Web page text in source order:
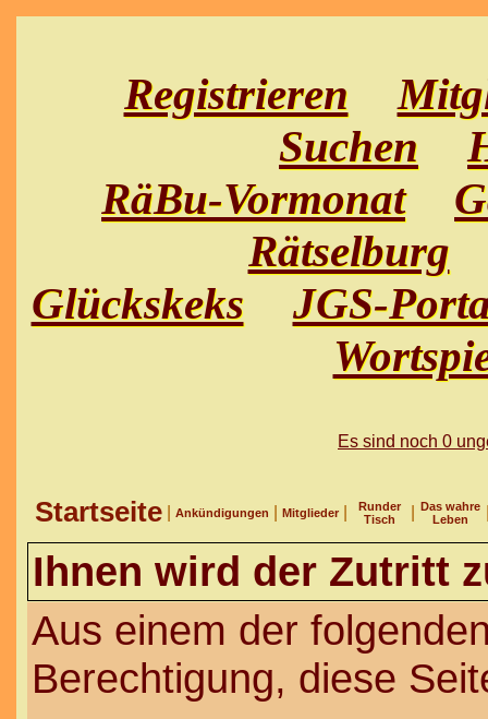
Registrieren
Suchen
RäBu-Vormonat
Rätselburg
Glückskeks
JGS-
Es sind noch 0
Startseite Ankündigungen Mitglieder
Runder
Tisch
Das wahre
Leben
Ihnen wird der Zutritt
Aus einem der
Berechtigung, diese